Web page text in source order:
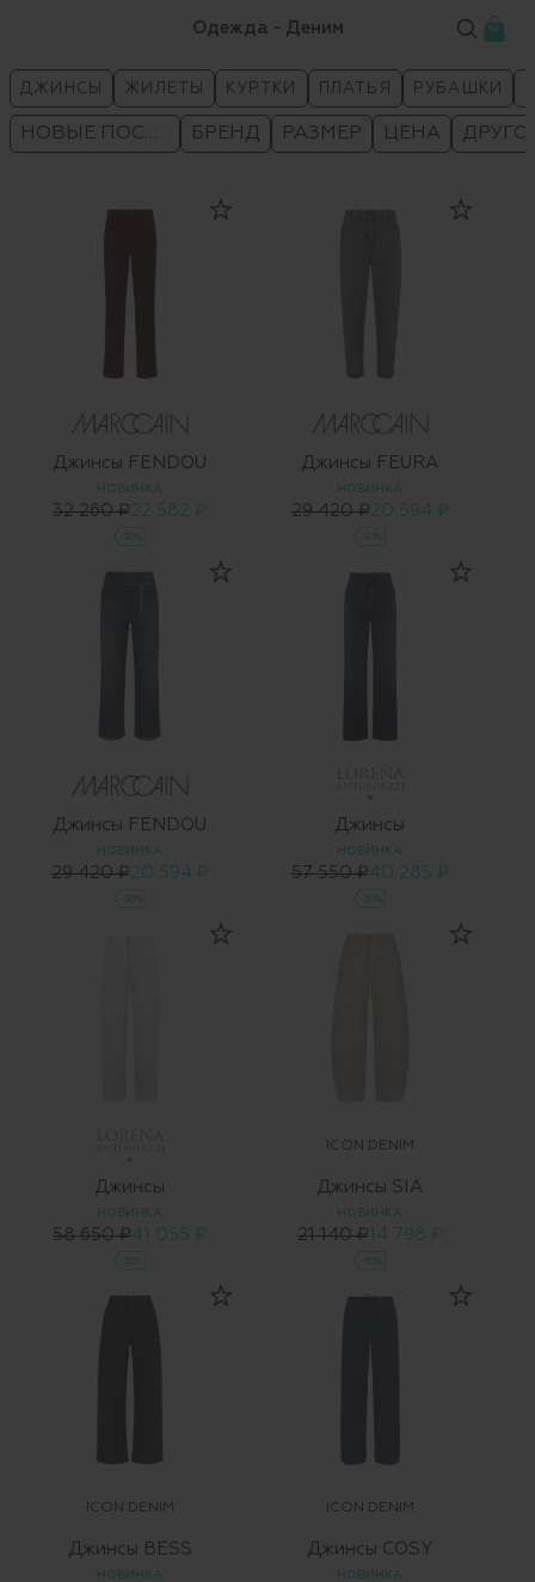
Одежда - Деним
ДЖИНСЫ ЖИЛЕТЫ КУРТКИ ПЛАТЬЯ РУБАШКИ
НОВЫЕ ПОСТУПЛЕНИЯ БРЕНД РАЗМЕР ЦЕНА
Джинсы FENDOU
НОВИНКА
32 260 ₽22 582 ₽
-30%
Джинсы FEURA
НОВИНКА
29 420 ₽20 594 ₽
-30%
Джинсы FENDOU
НОВИНКА
29 420 ₽20 594 ₽
-30%
Джинсы
НОВИНКА
57 550 ₽40 285 ₽
-30%
Джинсы
НОВИНКА
58 650 ₽41 055 ₽
-30%
ICON DENIM
Джинсы SIA
НОВИНКА
21 140 ₽14 798 ₽
-30%
ICON DENIM
Джинсы BESS
НОВИНКА
ICON DENIM
Джинсы COSY
НОВИНКА